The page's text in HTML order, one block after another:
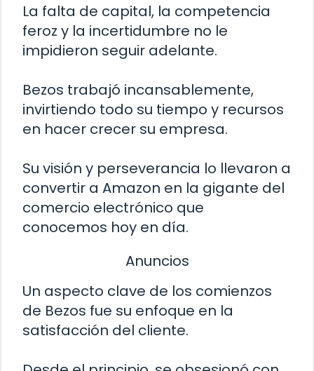
La falta de capital, la competencia
feroz y la incertidumbre no le
impidieron seguir adelante.
Bezos trabajó incansablemente,
invirtiendo todo su tiempo y recursos
en hacer crecer su empresa.
Su visión y perseverancia lo llevaron a
convertir a Amazon en la gigante del
comercio electrónico que
conocemos hoy en día.
Anuncios
Un aspecto clave de los comienzos
de Bezos fue su enfoque en la
satisfacción del cliente.